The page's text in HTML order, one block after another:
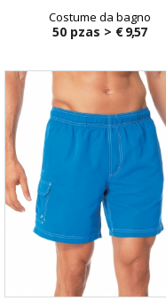
Costume da bagno
50 pzas > € 9,57